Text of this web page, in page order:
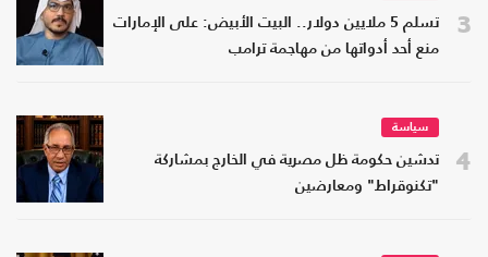
3
تسلم 5 ملايين دولار.. البيت الأبيض: على الإمارات
منع أحد أدواتها من مهاجمة ترامب
4
سياسة
تدشين حكومة ظل مصرية في الخارج بمشاركة
"تكنوقراط" ومعارضين